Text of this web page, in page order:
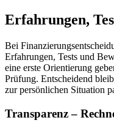
Erfahrungen,
Bei
Erfahrungen, Tests und
eine erste Orientierung
Prüfung. Entscheidend
zur persönlichen Situation
Transparenz –